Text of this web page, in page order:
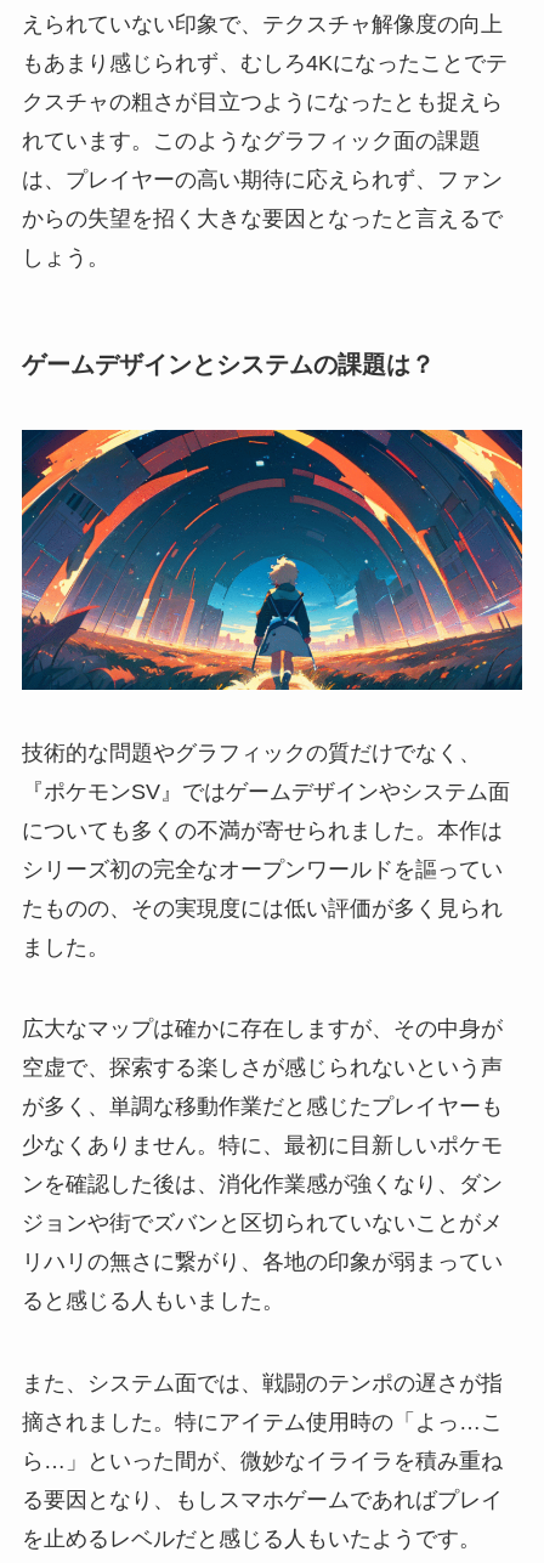
えられていない印象で、テクスチャ解像度の向上
もあまり感じられず、むしろ4Kになったことでテ
クスチャの粗さが目立つようになったとも捉えら
れています。このようなグラフィック面の課題
は、プレイヤーの高い期待に応えられず、ファン
からの失望を招く大きな要因となったと言えるで
しょう。
ゲームデザインとシステムの課題は？
技術的な問題やグラフィックの質だけでなく、
『ポケモンSV』ではゲームデザインやシステム面
についても多くの不満が寄せられました。本作は
シリーズ初の完全なオープンワールドを謳ってい
たものの、その実現度には低い評価が多く見られ
ました。
広大なマップは確かに存在しますが、その中身が
空虚で、探索する楽しさが感じられないという声
が多く、単調な移動作業だと感じたプレイヤーも
少なくありません。特に、最初に目新しいポケモ
ンを確認した後は、消化作業感が強くなり、ダン
ジョンや街でズバンと区切られていないことがメ
リハリの無さに繋がり、各地の印象が弱まってい
ると感じる人もいました。
また、システム面では、戦闘のテンポの遅さが指
摘されました。特にアイテム使用時の「よっ…こ
ら…」といった間が、微妙なイライラを積み重ね
る要因となり、もしスマホゲームであればプレイ
を止めるレベルだと感じる人もいたようです。